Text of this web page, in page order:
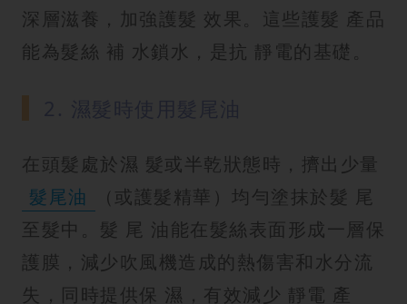
深層滋養，加強護髮 效果。這些護髮 產品
能為髮絲 補 水鎖水，是抗 靜電的基礎。
在頭髮處於濕 髮或半乾狀態時，擠出少量
髮尾油
（或護髮精華）均勻塗抹於髮 尾
至髮中。髮 尾 油能在髮絲表面形成一層保
護膜，減少吹風機造成的熱傷害和水分流
失，同時提供保 濕，有效減少 靜電 產